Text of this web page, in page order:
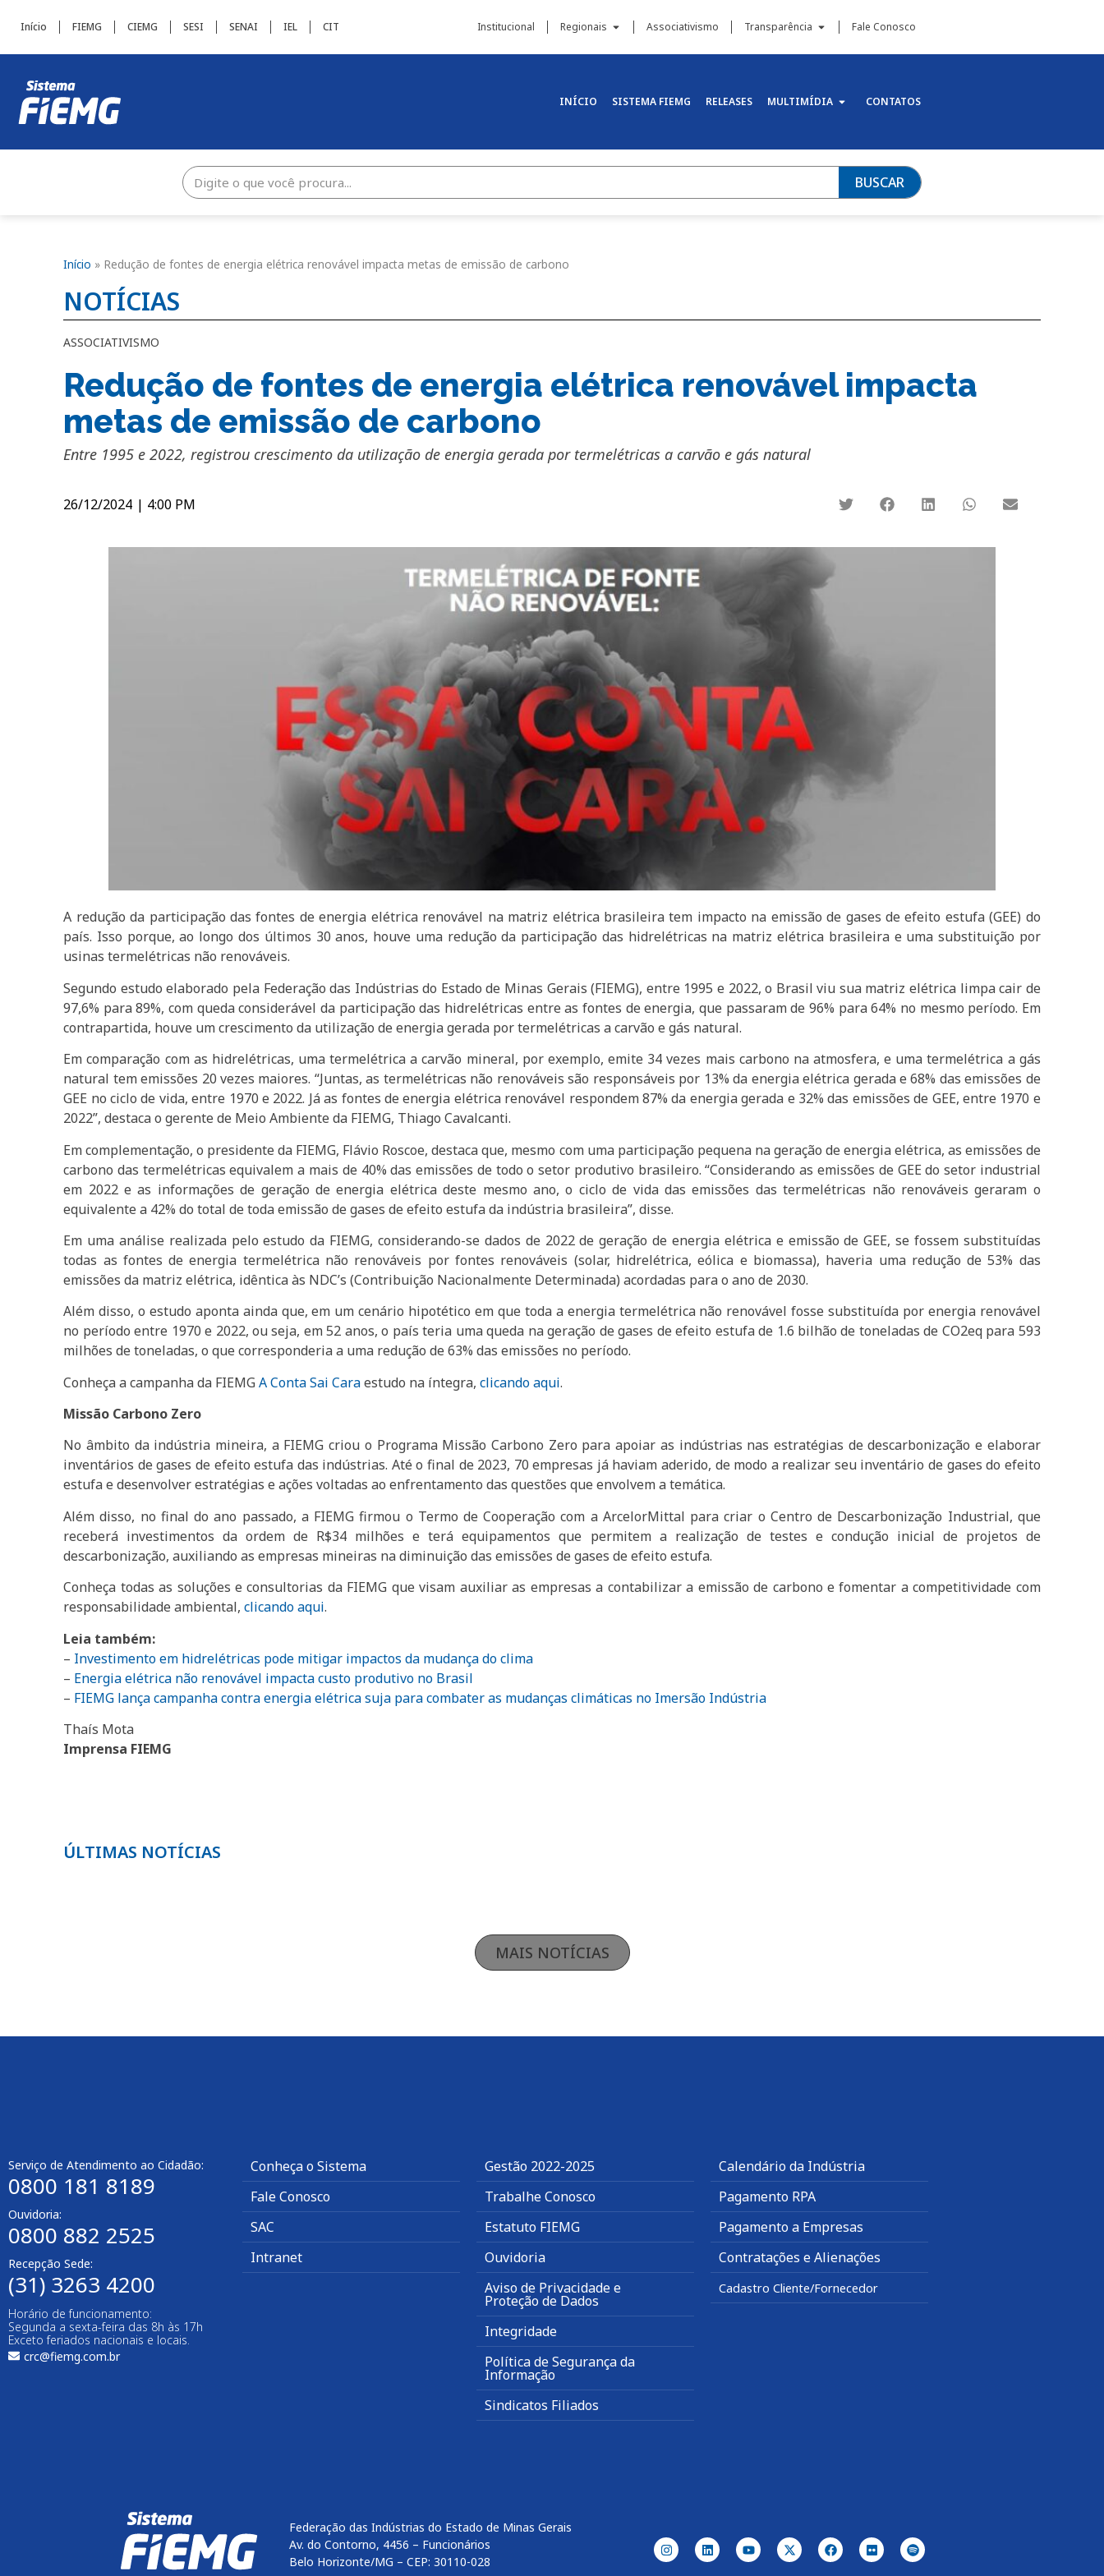
Início FIEMG CIEMG SESI SENAI IEL CIT Institucional Regionais Associativismo Transparência Fale Conosco
INÍCIO SISTEMA FIEMG RELEASES MULTIMÍDIA CONTATOS
BUSCAR
Início » Redução de fontes de energia elétrica renovável impacta metas de emissão de carbono
NOTÍCIAS
ASSOCIATIVISMO
Redução de fontes de energia elétrica renovável impacta
metas de emissão de carbono
Entre 1995 e 2022, registrou crescimento da utilização de energia gerada por termelétricas a carvão e gás natural
26/12/2024 | 4:00 PM
A redução da participação das fontes de energia elétrica renovável na matriz elétrica brasileira tem impacto na emissão de gases de efeito estufa (GEE) do
país. Isso porque, ao longo dos últimos 30 anos, houve uma redução da participação das hidrelétricas na matriz elétrica brasileira e uma substituição por
usinas termelétricas não renováveis.
Segundo estudo elaborado pela Federação das Indústrias do Estado de Minas Gerais (FIEMG), entre 1995 e 2022, o Brasil viu sua matriz elétrica limpa cair de
97,6% para 89%, com queda considerável da participação das hidrelétricas entre as fontes de energia, que passaram de 96% para 64% no mesmo período. Em
contrapartida, houve um crescimento da utilização de energia gerada por termelétricas a carvão e gás natural.
Em comparação com as hidrelétricas, uma termelétrica a carvão mineral, por exemplo, emite 34 vezes mais carbono na atmosfera, e uma termelétrica a gás
natural tem emissões 20 vezes maiores. “Juntas, as termelétricas não renováveis são responsáveis por 13% da energia elétrica gerada e 68% das emissões de
GEE no ciclo de vida, entre 1970 e 2022. Já as fontes de energia elétrica renovável respondem 87% da energia gerada e 32% das emissões de GEE, entre 1970 e
2022”, destaca o gerente de Meio Ambiente da FIEMG, Thiago Cavalcanti.
Em complementação, o presidente da FIEMG, Flávio Roscoe, destaca que, mesmo com uma participação pequena na geração de energia elétrica, as emissões de
carbono das termelétricas equivalem a mais de 40% das emissões de todo o setor produtivo brasileiro. “Considerando as emissões de GEE do setor industrial
em 2022 e as informações de geração de energia elétrica deste mesmo ano, o ciclo de vida das emissões das termelétricas não renováveis geraram o
equivalente a 42% do total de toda emissão de gases de efeito estufa da indústria brasileira”, disse.
Em uma análise realizada pelo estudo da FIEMG, considerando-se dados de 2022 de geração de energia elétrica e emissão de GEE, se fossem substituídas
todas as fontes de energia termelétrica não renováveis por fontes renováveis (solar, hidrelétrica, eólica e biomassa), haveria uma redução de 53% das
emissões da matriz elétrica, idêntica às NDC’s (Contribuição Nacionalmente Determinada) acordadas para o ano de 2030.
Além disso, o estudo aponta ainda que, em um cenário hipotético em que toda a energia termelétrica não renovável fosse substituída por energia renovável
no período entre 1970 e 2022, ou seja, em 52 anos, o país teria uma queda na geração de gases de efeito estufa de 1.6 bilhão de toneladas de CO2eq para 593
milhões de toneladas, o que corresponderia a uma redução de 63% das emissões no período.
Conheça a campanha da FIEMGA Conta Sai Caraestudo na íntegra,clicando aqui.
Missão Carbono Zero
No âmbito da indústria mineira, a FIEMG criou o Programa Missão Carbono Zero para apoiar as indústrias nas estratégias de descarbonização e elaborar
inventários de gases de efeito estufa das indústrias. Até o final de 2023, 70 empresas já haviam aderido, de modo a realizar seu inventário de gases do efeito
estufa e desenvolver estratégias e ações voltadas ao enfrentamento das questões que envolvem a temática.
Além disso, no final do ano passado, a FIEMG firmou o Termo de Cooperação com a ArcelorMittal para criar o Centro de Descarbonização Industrial, que
receberá investimentos da ordem de R$34 milhões e terá equipamentos que permitem a realização de testes e condução inicial de projetos de
descarbonização, auxiliando as empresas mineiras na diminuição das emissões de gases de efeito estufa.
Conheça todas as soluções e consultorias da FIEMG que visam auxiliar as empresas a contabilizar a emissão de carbono e fomentar a competitividade com
responsabilidade ambiental,clicando aqui.
Leia também:
– Investimento em hidrelétricas pode mitigar impactos da mudança do clima
– Energia elétrica não renovável impacta custo produtivo no Brasil
– FIEMG lança campanha contra energiaelétrica suja para combater as mudanças climáticas no Imersão Indústria
Thaís Mota
Imprensa FIEMG
ÚLTIMAS NOTÍCIAS
MAIS NOTÍCIAS
Serviço de Atendimento ao Cidadão:
0800 181 8189
Ouvidoria:
0800 882 2525
Recepção Sede:
(31) 3263 4200
Horário de funcionamento:
Segunda a sexta-feira das 8h às 17h
Exceto feriados nacionais e locais.
crc@fiemg.com.br
Conheça o Sistema
Fale Conosco
SAC
Intranet
Gestão 2022-2025
Trabalhe Conosco
Estatuto FIEMG
Ouvidoria
Aviso de Privacidade e
Proteção de Dados
Integridade
Política de Segurança da
Informação
Sindicatos Filiados
Calendário da Indústria
Pagamento RPA
Pagamento a Empresas
Contratações e Alienações
Cadastro Cliente/Fornecedor
Federação das Indústrias do Estado de Minas Gerais
Av. do Contorno, 4456 – Funcionários
Belo Horizonte/MG – CEP: 30110-028